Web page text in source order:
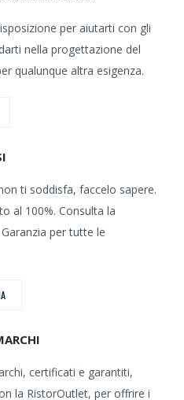
per aiutarti con gli
nella progettazione del
qualunque altra esigenza.
ti soddisfa, faccelo sapere.
al 100%. Consulta la
per tutte le
certificati e garantiti,
la RistorOutlet, per offrire i